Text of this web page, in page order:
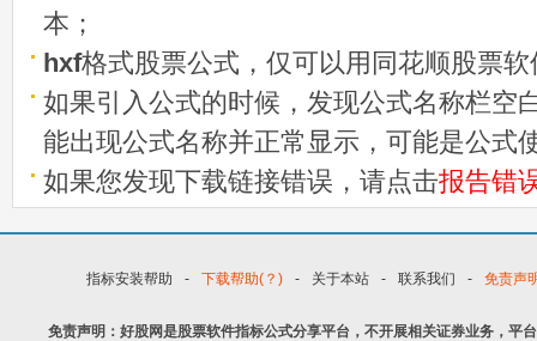
本；
hxf格式股票公式，仅可以用同花顺股票
如果引入公式的时候，发现公式名称栏空
能出现公式名称并正常显示，可能是公式
如果您发现下载链接错误，请点击报告错
指标安装帮助 - 下载帮助(？) - 关于本站 - 联系我们 - 免责声
免责声明：好股网是股票软件指标公式分享平台，不开展相关证券业务，平